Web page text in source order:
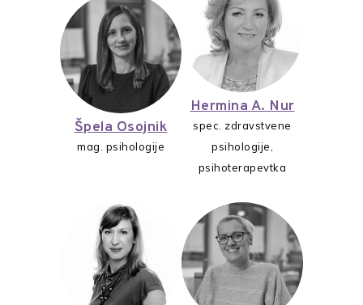
Špela Osojnik
mag. psihologije
Hermina A. Nur
spec. zdravstvene
psihologije,
psihoterapevtka